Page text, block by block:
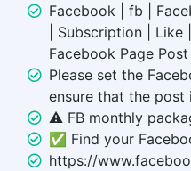
Facebook | fb |
| Subscription |
Facebook Page
Please set the
ensure that the post
⚠️ FB monthly
✅ Find your
https://